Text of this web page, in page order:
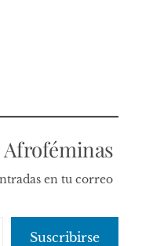
Afroféminas
en tu correo
Suscribirse